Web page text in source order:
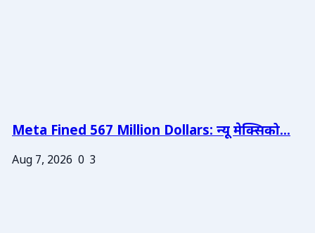
Meta Fined 567 Million Dollars: न्यू मेक्सिको...
Aug 7, 2026 0 3